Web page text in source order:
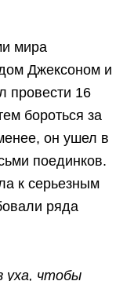
мира
Джексоном и
провести 16
бороться за
он ушел в
поединков.
к серьезным
ряда
уха, чтобы